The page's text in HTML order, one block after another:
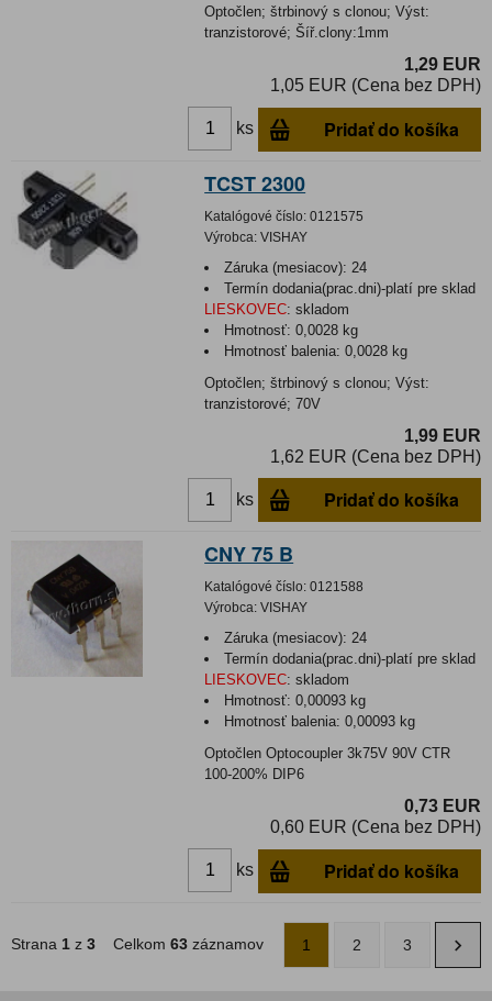
Optočlen; štrbinový s clonou; Výst:
tranzistorové; Šíř.clony:1mm
1,29 EUR
1,05 EUR (Cena bez DPH)
ks Pridať do košíka
TCST 2300
Katalógové číslo: 0121575
Výrobca: VISHAY
Záruka (mesiacov): 24
Termín dodania(prac.dni)-platí pre sklad
LIESKOVEC: skladom
Hmotnosť:0,0028 kg
Hmotnosť balenia:0,0028 kg
Optočlen; štrbinový s clonou; Výst:
tranzistorové; 70V
1,99 EUR
1,62 EUR (Cena bez DPH)
ks Pridať do košíka
CNY 75 B
Katalógové číslo: 0121588
Výrobca: VISHAY
Záruka (mesiacov): 24
Termín dodania(prac.dni)-platí pre sklad
LIESKOVEC: skladom
Hmotnosť:0,00093 kg
Hmotnosť balenia:0,00093 kg
Optočlen Optocoupler 3k75V 90V CTR
100-200% DIP6
0,73 EUR
0,60 EUR (Cena bez DPH)
ks Pridať do košíka
Strana 1 z 3 Celkom 63 záznamov 1 2 3